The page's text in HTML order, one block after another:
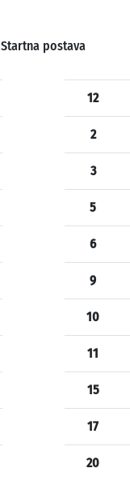
Startna postava
12
2
3
5
6
9
10
11
15
17
20